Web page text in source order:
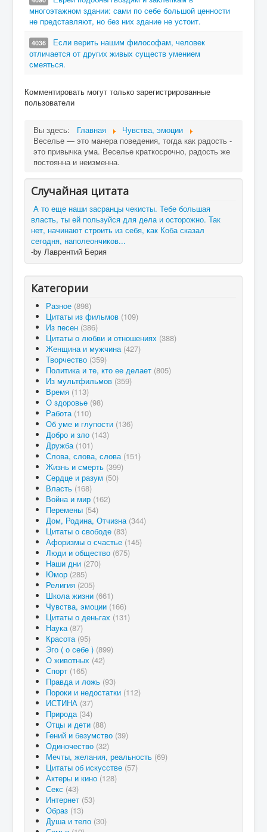
многоэтажном здании: сами по себе большой ценности
не представляют, но без них здание не устоит.
4036
Если верить нашим философам, человек
отличается от других живых существ умением
смеяться.
Комментировать могут только зарегистрированные
пользователи
Вы здесь: Главная
Чувства, эмоции
Веселье — это манера поведения, тогда как радость -
это привычка ума. Веселье краткосрочно, радость же
постоянна и неизменна.
Случайная цитата
А то еще наши засранцы чекисты. Тебе большая
власть, ты ей пользуйся для дела и осторожно. Так
нет, начинают строить из себя, как Коба сказал
сегодня, наполеончиков...
-by Лаврентий Берия
Категории
Разное (898)
Цитаты из фильмов (109)
Из песен (386)
Цитаты о любви и отношениях (388)
Женщина и мужчина (427)
Творчество (359)
Политика и те, кто ее делает (805)
Из мультфильмов (359)
Время (113)
О здоровье (98)
Работа (110)
Об уме и глупости (136)
Добро и зло (143)
Дружба (101)
Слова, слова, слова (151)
Жизнь и смерть (399)
Сердце и разум (50)
Власть (168)
Война и мир (162)
Перемены (54)
Дом, Родина, Отчизна (344)
Цитаты о свободе (83)
Афоризмы о счастье (145)
Люди и общество (675)
Наши дни (270)
Юмор (285)
Религия (205)
Школа жизни (661)
Чувства, эмоции (166)
Цитаты о деньгах (131)
Наука (87)
Красота (95)
Эго ( о себе ) (899)
О животных (42)
Спорт (165)
Правда и ложь (93)
Пороки и недостатки (112)
ИСТИНА (37)
Природа (34)
Отцы и дети (88)
Гений и безумство (39)
Одиночество (32)
Мечты, желания, реальность (69)
Цитаты об искусстве (57)
Актеры и кино (128)
Секс (43)
Интернет (53)
Образ (13)
Душа и тело (30)